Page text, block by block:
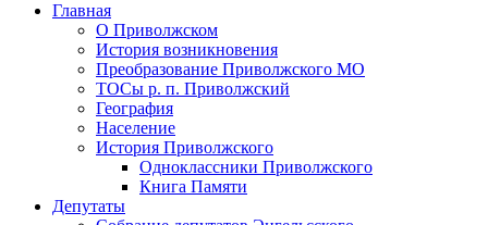
Главная
О Приволжском
История возникновения
Преобразование Приволжского МО
ТОСы р. п. Приволжский
География
Население
История Приволжского
Одноклассники Приволжского
Книга Памяти
Депутаты